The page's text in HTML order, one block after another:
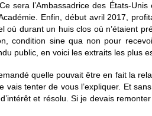
sera l’Ambassadrice des États-
Enfin, début avril 2017,
où durant un huis clos où n’étaient
condition sine qua non pour
public, en voici les extraits les plus
quelle pouvait être en fait la
tenter de vous l’expliquer. Et
et résolu. Si je devais